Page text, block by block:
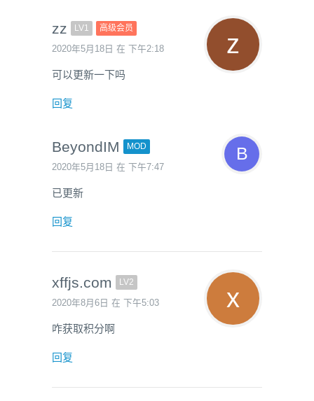
zz LV1 高级会员
2020年5月18日 在 下午2:18
可以更新一下吗
回复
BeyondIM MOD
2020年5月18日 在 下午7:47
已更新
回复
xffjs.com LV2
2020年8月6日 在 下午5:03
咋获取积分啊
回复